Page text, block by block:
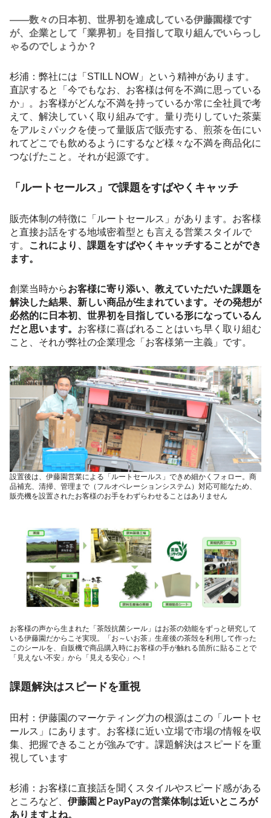
――数々の日本初、世界初を達成している伊藤園様です
が、企業として「業界初」を目指して取り組んでいらっし
ゃるのでしょうか？
杉浦：弊社には「STILL NOW」という精神があります。
直訳すると「今でもなお、お客様は何を不満に思っている
か」。お客様がどんな不満を持っているか常に全社員で考
えて、解決していく取り組みです。量り売りしていた茶葉
をアルミパックを使って量販店で販売する、煎茶を缶にい
れてどこでも飲めるようにするなど様々な不満を商品化に
つなげたこと。それが起源です。
「ルートセールス」で課題をすばやくキャッチ
販売体制の特徴に「ルートセールス」があります。お客様
と直接お話をする地域密着型とも言える営業スタイルで
す。
これにより、課題をすばやくキャッチすることができ
ます。
創業当時からお客様に寄り添い、教えていただいた課題を
解決した結果、新しい商品が生まれています。その発想が
必然的に日本初、世界初を目指している形になっているん
だと思います。 お客様に喜ばれることはいち早く取り組む
こと、それが弊社の企業理念「お客様第一主義」です。
設置後は、伊藤園営業による「ルートセールス」できめ細かくフォロー。商
品補充、清掃、管理まで（フルオペレーションシステム）対応可能なため、
販売機を設置されたお客様のお手をわずらわせることはありません
お客様の声から生まれた「茶殻抗菌シール」はお茶の効能をずっと研究して
いる伊藤園だからこそ実現。「お～いお茶」生産後の茶殻を利用して作った
このシールを、自販機で商品購入時にお客様の手が触れる箇所に貼ることで
「見えない不安」から「見える安心」へ！
課題解決はスピードを重視
田村：伊藤園のマーケティング力の根源はこの「ルートセ
ールス」にあります。お客様に近い立場で市場の情報を収
集、把握できることが強みです。課題解決はスピードを重
視しています
杉浦：お客様に直接話を聞くスタイルやスピード感がある
ところなど、 伊藤園とPayPayの営業体制は近いところが
ありますよね。